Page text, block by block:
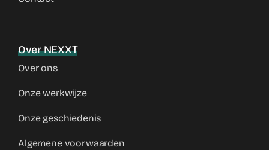
Over NEXXT
Over ons
Onze werkwijze
Onze geschiedenis
Algemene voorwaarden